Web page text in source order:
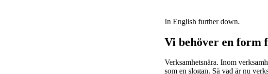
In English further down.
Vi behöver en form
Verksamhetsnära. Inom
som en slogan. Så vad är nu